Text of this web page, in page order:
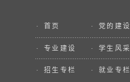
· 首页 · 党的建设
· 专业建设 · 学生风采
· 招生专栏 · 就业专栏